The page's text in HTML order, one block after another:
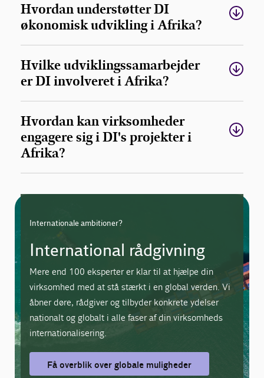
Hvordan understøtter DI
økonomisk udvikling i Afrika?
Hvilke udviklingssamarbejder
er DI involveret i Afrika?
Hvordan kan virksomheder
engagere sig i DI's projekter i
Afrika?
Internationale ambitioner?
International rådgivning
Mere end 100 eksperter er klar til at hjælpe din
virksomhed med at stå stærkt i en global verden. Vi
åbner døre, rådgiver og tilbyder konkrete ydelser
nationalt og globalt i alle faser af din virksomheds
internationalisering.
Få overblik over globale muligheder